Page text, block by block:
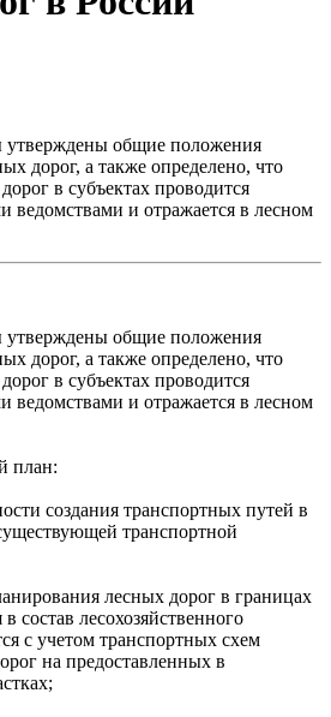
общие положения
дорог, а также определено, что
в субъектах проводится
ведомствами и отражается в лесном
общие положения
дорог, а также определено, что
в субъектах проводится
ведомствами и отражается в лесном
план:
создания транспортных путей в
транспортной
лесных дорог в границах
состав лесохозяйственного
с учетом транспортных схем
на предоставленных в